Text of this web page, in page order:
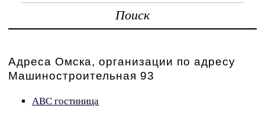
Поиск
Адреса Омска, организации по адресу
Машиностроительная 93
АВС гостиница